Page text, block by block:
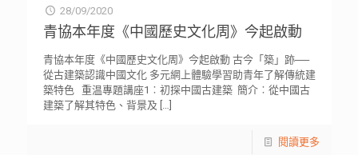
28/09/2020
青協本年度《中國歷史文化周》今起啟動
青協本年度《中國歷史文化周》今起啟動 古今「築」跡──
從古建築認識中國文化 多元網上體驗學習助青年了解傳統建
築特色 重温專題講座1︰初探中國古建築 簡介︰從中國古
建築了解其特色、背景及 […]
閱讀更多